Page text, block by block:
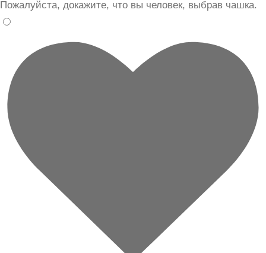
Пожалуйста, докажите, что вы человек, выбрав чашка.